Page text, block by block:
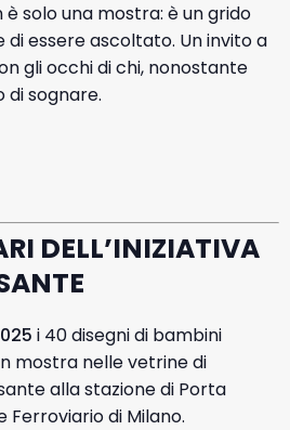
è solo una mostra: è un grido
di essere ascoltato. Un invito a
gli occhi di chi, nonostante
di sognare.
DELL’INIZIATIVA
i 40 disegni di bambini
mostra nelle vetrine di
alla stazione di Porta
Ferroviario di Milano.